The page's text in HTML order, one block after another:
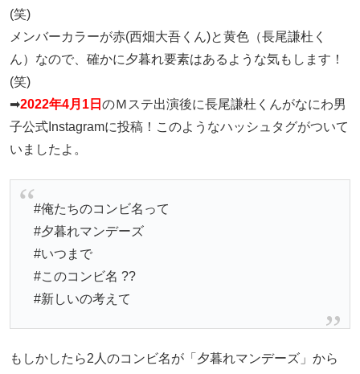
(笑)
メンバーカラーが赤(西畑大吾くん)と黄色（長尾謙杜く
ん）なので、確かに夕暮れ要素はあるような気もします！
(笑)
➡2022年4月1日 のＭステ出演後に長尾謙杜くんがなにわ男
子公式Instagramに投稿！このようなハッシュタグがついて
いましたよ。
#俺たちのコンビ名って
#夕暮れマンデーズ
#いつまで
#このコンビ名 ??
#新しいの考えて
もしかしたら2人のコンビ名が「夕暮れマンデーズ」から